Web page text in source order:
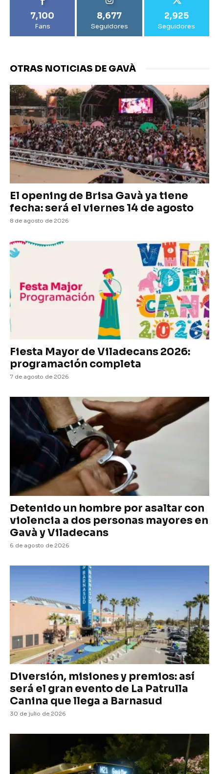
7,100
Fans
8,677
Seguidores
2,925
Seguidores
OTRAS NOTICIAS DE GAVÀ
El opening de Brisa Gavà ya tiene
fecha: será el viernes 14 de agosto
8 de agosto de 2026
Fiesta Mayor de Viladecans 2026:
programación completa
7 de agosto de 2026
Detenido un hombre por asaltar con
violencia a dos personas mayores en
Gavà y Viladecans
6 de agosto de 2026
Diversión, misiones y premios: así
será el gran evento de La Patrulla
Canina que llega a Barnasud
30 de julio de 2026